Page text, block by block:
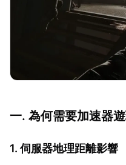
一. 為何需要加速器
1. 伺服器地理距離影響